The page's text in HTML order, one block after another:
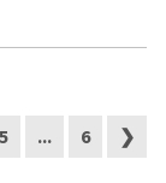
5 ... 6 ❯